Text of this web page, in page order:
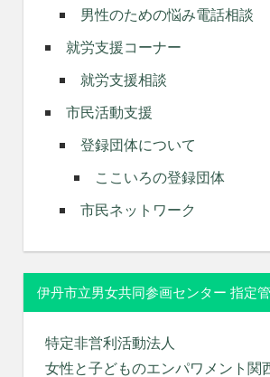
男性のための悩み電話相談
就労支援コーナー
就労支援相談
市民活動支援
登録団体について
ここいろの登録団体
市民ネットワーク
伊丹市立男女共同参画センター 指定
特定非営利活動法人
女性と子どものエンパワメント関